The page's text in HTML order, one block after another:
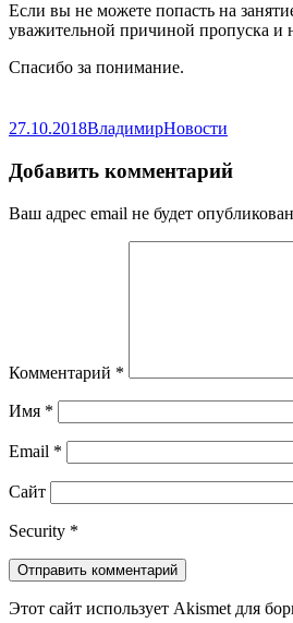
Если вы не можете попасть на
уважительной причиной пропуска и
Спасибо за понимание.
Опубликовано
27.10.2018Автор
ВладимирРубрики
Новости
Добавить комментарий
Ваш адрес email не будет
Комментарий *
Имя *
Email *
Сайт
Security *
Этот сайт использует Akismet для